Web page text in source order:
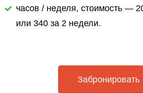
часов / неделя, стоимость —
или 340 за 2 недели.
Забронировать